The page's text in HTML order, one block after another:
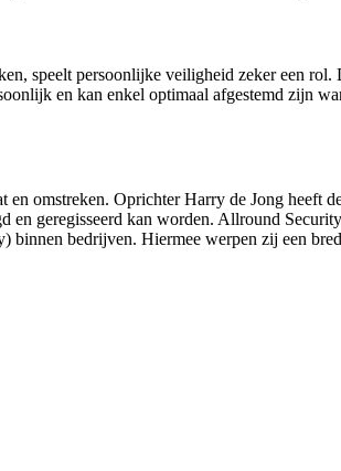
speelt persoonlijke veiligheid zeker een
en kan enkel optimaal afgestemd zijn
omstreken. Oprichter Harry de Jong heeft
geregisseerd kan worden. Allround
bedrijven. Hiermee werpen zij een